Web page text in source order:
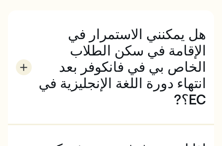
هل يمكنني الاستمرار في
الإقامة في سكن الطلاب
الخاص بي في فانكوفر بعد
انتهاء دورة اللغة الإنجليزية في
EC؟?
عادةً من السبت إلى السبت.